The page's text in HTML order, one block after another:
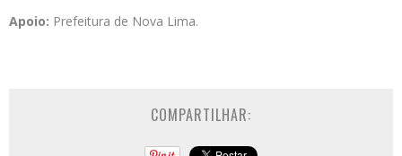
Apoio: Prefeitura de Nova Lima.
COMPARTILHAR: